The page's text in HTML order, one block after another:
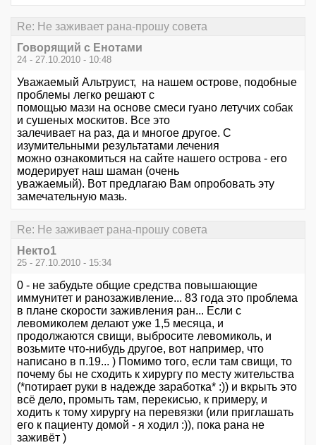
Re: Не заживает рана-прошу совета
Говорящий с Енотами
24 - 27.10.2010 - 10:48
Уважаемый Альтруист, на нашем острове, подобные
проблемы легко решают с
помощью мази на основе смеси гуано летучих собак
и сушеных москитов. Все это
залечивает на раз, да и многое другое. С
изумительными результатами лечения
можно ознакомиться на сайте нашего острова - его
модерирует наш шаман (очень
уважаемый). Вот предлагаю Вам опробовать эту
замечательную мазь.
Re: Не заживает рана-прошу совета
Некто1
25 - 27.10.2010 - 15:34
0 - не забудьте общие средства повышающие
иммунитет и ранозаживление... 83 года это проблема
в плане скорости заживления ран... Если с
левомиколем делают уже 1,5 месяца, и
продолжаются свищи, выбросите левомиколь, и
возьмите что-нибудь другое, вот например, что
написано в п.19... ) Помимо того, если там свищи, то
почему бы не сходить к хирургу по месту жительства
(*потирает руки в надежде заработка* :)) и вкрыть это
всё дело, промыть там, перекисью, к примеру, и
ходить к тому хирургу на перевязки (или приглашать
его к пациенту домой - я ходил :)), пока рана не
заживёт )